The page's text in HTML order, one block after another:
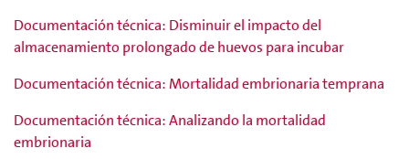
Documentación técnica: Disminuir el impacto del
almacenamiento prolongado de huevos para incubar
Documentación técnica: Mortalidad embrionaria temprana
Documentación técnica: Analizando la mortalidad
embrionaria